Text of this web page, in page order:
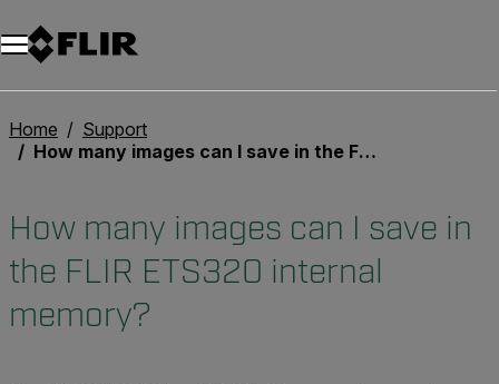
Unread messages
Modèle
Supprimer
articles
article
Ajouter au panier
Ajouté au panier
Home
Support
How many images can I save in the FLIR ETS320 internal memory?
How many images can I save in
the FLIR ETS320 internal
memory?